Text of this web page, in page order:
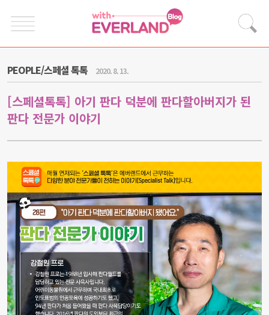
PEOPLE/스페셜 톡톡 2020. 8. 13.
[스페셜톡톡] 아기 판다 덕분에 판다할아버지가 된
판다 전문가 이야기